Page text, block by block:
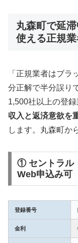
丸森町で延
使える正規業
「正規業者はブ
分正解で半分誤り
1,500社以上の登録
収入と返済意欲を
します。丸森町か
① セントラル
Web申込み可
登録番号
金利